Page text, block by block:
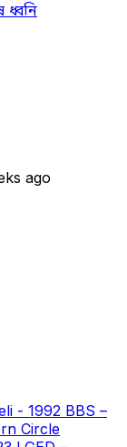
ago
- 1992 BBS –
Circle